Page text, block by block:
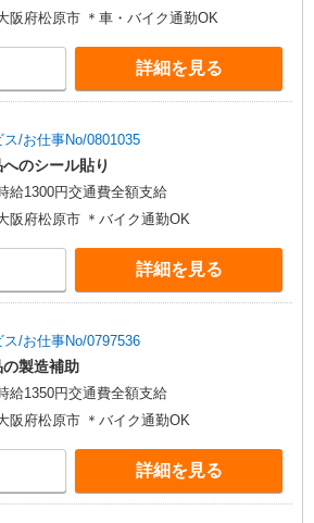
阪府松原市 ＊車・バイク通勤OK
詳細を見る
/お仕事No/0801035
のシール貼り
給1300円交通費全額支給
阪府松原市 ＊バイク通勤OK
詳細を見る
/お仕事No/0797536
製造補助
給1350円交通費全額支給
阪府松原市 ＊バイク通勤OK
詳細を見る